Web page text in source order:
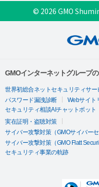
© 2026 GMO